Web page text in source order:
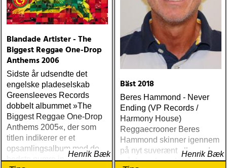
Blandade Artister - The
Biggest Reggae One-Drop
Anthems 2006
Sidste år udsendte det
engelske pladeselskab
Greensleeves Records
dobbelt albummet »The
Biggest Reggae One-Drop
Anthems 2005«, der som
titlen indikerer er et
opsamlingsalbum med de
bedste numre indenfor den
Henrik Bæk
Bäst 2018
Beres Hammond - Never
Ending (VP Records /
Harmony House)
Reggaecrooner Beres
Hammond skinner igennem
på nyt suverænt album, der
måske er hans bedste
Henrik Bæk